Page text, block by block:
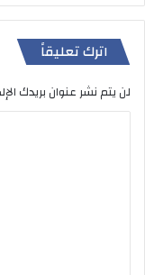
اترك تعليقاً
لن يتم نشر عنوان بريدك